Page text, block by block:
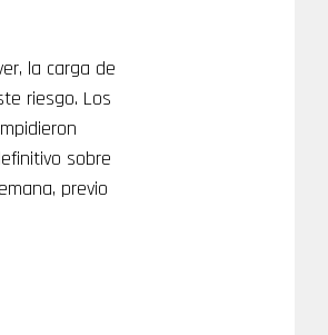
la carga de
riesgo. Los
sobre
previo